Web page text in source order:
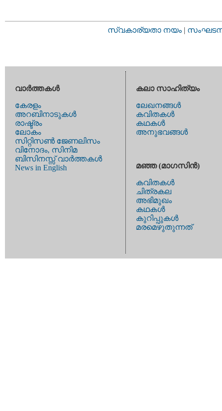
സ്വകാര്യതാ നയം |
വാര്‍ത്തകള്‍
കേരളം
അറബിനാടുകള്‍
രാഷ്ട്രം
ലോകം
സിറ്റിസണ്‍ ജേണലിസം
വിനോദം, സിനിമ
ബിസിനസ്സ് വാര്‍ത്തകള്‍
News in English
കലാ സാഹിത്യം
ലേഖനങ്ങള്‍
കവിതകള്‍
കഥകള്‍
അനുഭവങ്ങള്‍
മഞ്ഞ (മാഗസിന്‍)
കവിതകള്‍
ചിത്രകല
അഭിമുഖം
കഥകള്‍
കുറിപ്പുകള്‍
മരമെഴുതുന്നത്